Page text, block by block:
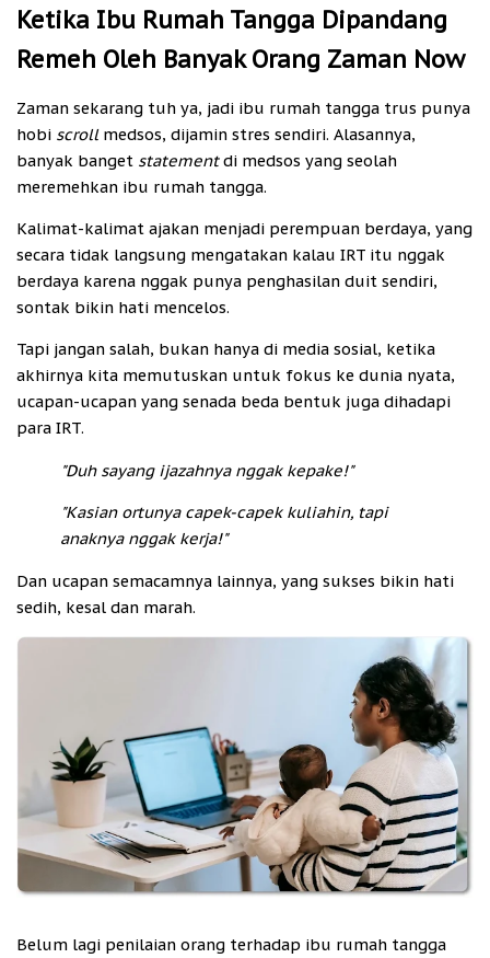
Ketika Ibu Rumah Tangga Dipandang
Remeh Oleh Banyak Orang Zaman Now
Zaman sekarang tuh ya, jadi ibu rumah tangga trus punya
hobi scroll medsos, dijamin stres sendiri. Alasannya,
banyak banget statementdi medsos yang seolah
meremehkan ibu rumah tangga.
Kalimat-kalimat ajakan menjadi perempuan berdaya, yang
secara tidak langsung mengatakan kalau IRT itu nggak
berdaya karena nggak punya penghasilan duit sendiri,
sontak bikin hati mencelos.
Tapi jangan salah, bukan hanya di media sosial, ketika
akhirnya kita memutuskan untuk fokus ke dunia nyata,
ucapan-ucapan yang senada beda bentuk juga dihadapi
para IRT.
"Duh sayang ijazahnya nggak kepake!"
"Kasian ortunya capek-capek kuliahin, tapi
anaknya nggak kerja!"
Dan ucapan semacamnya lainnya, yang sukses bikin hati
sedih, kesal dan marah.
Belum lagi penilaian orang terhadap ibu rumah tangga